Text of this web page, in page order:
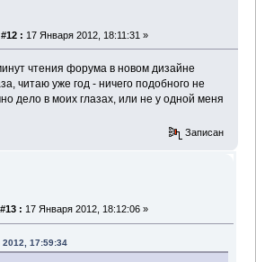
: 17 Января 2012, 18:11:31 »
чтения форума в новом дизайне
читаю уже год - ничего подобного не
дело в моих глазах, или не у одной меня
Записан
: 17 Января 2012, 18:12:06 »
2012, 17:59:34